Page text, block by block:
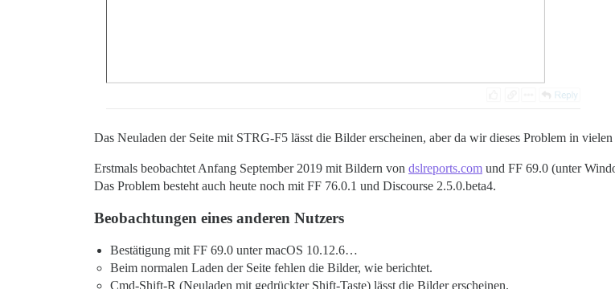
Das Neuladen der Seite mit STRG-F5 lässt die Bilder erscheinen, aber da wir dieses Problem in
Erstmals beobachtet Anfang September 2019 mit Bildern von dslreports.com und FF 69.0 (unter
Das Problem besteht auch heute noch mit FF 76.0.1 und Discourse 2.5.0.beta4.
Beobachtungen eines anderen Nutzers
Bestätigung mit FF 69.0 unter macOS 10.12.6…
Beim normalen Laden der Seite fehlen die Bilder, wie berichtet.
Cmd-Shift-R (Neuladen mit gedrückter Shift-Taste) lässt die Bilder erscheinen.